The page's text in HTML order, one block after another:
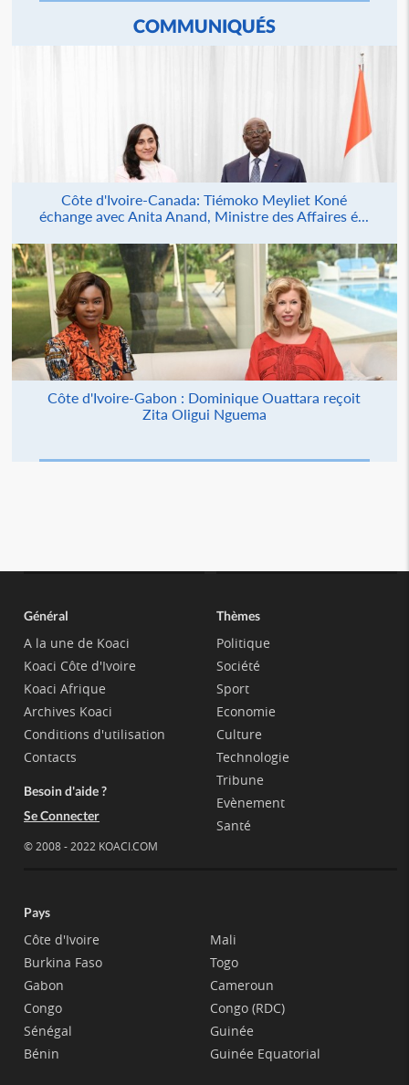
COMMUNIQUÉS
Côte d'Ivoire-Canada: Tiémoko Meyliet Koné
échange avec Anita Anand, Ministre des Affaires é...
Côte d'Ivoire-Gabon : Dominique Ouattara reçoit
Zita Oligui Nguema
Général
A la une de Koaci
Koaci Côte d'Ivoire
Koaci Afrique
Archives Koaci
Conditions d'utilisation
Contacts
Besoin d'aide ?
Se Connecter
© 2008 - 2022 KOACI.COM
Thèmes
Politique
Société
Sport
Economie
Culture
Technologie
Tribune
Evènement
Santé
Pays
Côte d'Ivoire
Burkina Faso
Gabon
Congo
Sénégal
Bénin
Mali
Togo
Cameroun
Congo (RDC)
Guinée
Guinée Equatorial